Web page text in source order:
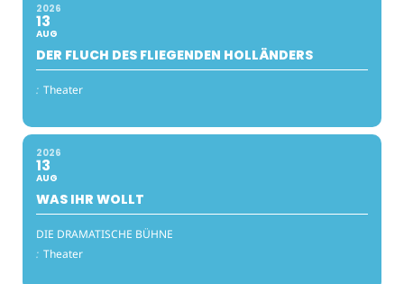
2026
13
AUG
DER FLUCH DES FLIEGENDEN HOLLÄNDERS
: Theater
2026
13
AUG
WAS IHR WOLLT
DIE DRAMATISCHE BÜHNE
: Theater